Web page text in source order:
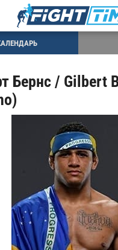
Бернс / Gilbert